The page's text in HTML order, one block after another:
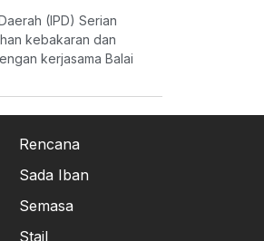
(IPD) Serian
kebakaran dan
kerjasama Balai
Rencana
Sada Iban
Semasa
Stail